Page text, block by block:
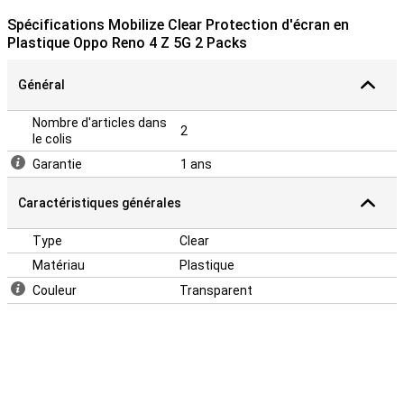
Spécifications Mobilize Clear Protection d'écran en
Plastique Oppo Reno 4 Z 5G 2 Packs
Général
Nombre d'articles dans
le colis
2
Garantie 1 ans
Caractéristiques générales
Type
Clear
Matériau
Plastique
Couleur
Transparent